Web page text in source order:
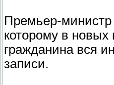
Премьер-министр
которому в новых
гражданина вся
записи.